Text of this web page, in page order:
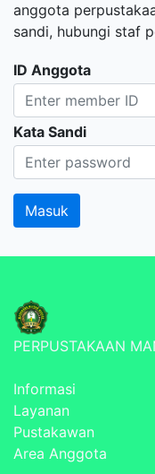
anggota
sandi, hubungi staf
ID Anggota
Kata Sandi
PERPUSTAKAAN
Informasi
Layanan
Pustakawan
Area Anggota